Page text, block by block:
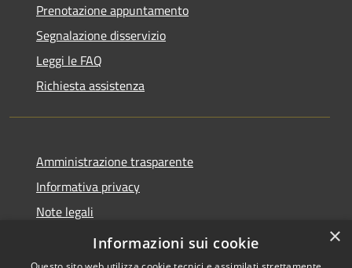
Prenotazione appuntamento
Segnalazione disservizio
Leggi le FAQ
Richiesta assistenza
Amministrazione trasparente
Informativa privacy
Note legali
Dichiarazione di accessibilità
×
Informazioni sui cookie